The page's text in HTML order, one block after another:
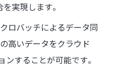
実現します。
ロバッチによるデータ同
高いデータをクラウド
ンすることが可能です。